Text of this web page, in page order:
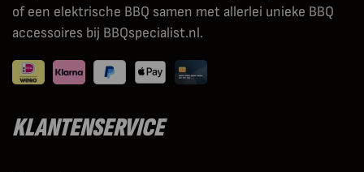
of een elektrische BBQ samen met allerlei unieke BBQ
accessoires bij BBQspecialist.nl.
KLANTENSERVICE